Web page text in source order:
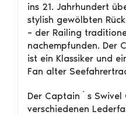
ins 21. Jahrhundert
stylish gewölbten
– der Railing
nachempfunden. Der
ist ein Klassiker und
Fan alter
Der Captain`s Swivel
verschiedenen